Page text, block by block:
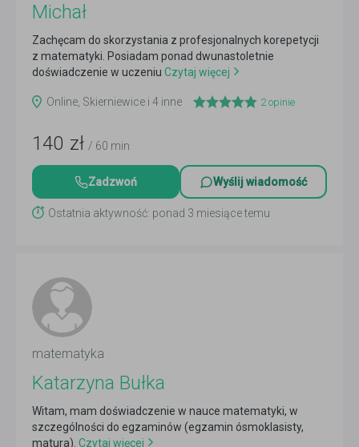
Michał
Zachęcam do skorzystania z profesjonalnych korepetycji
z matematyki. Posiadam ponad dwunastoletnie
doświadczenie w uczeniu Czytaj więcej
Online, Skierniewice i 4 inne 2opinie
140 zł / 60 min
Zadzwoń Wyślij wiadomość
Ostatnia aktywność: ponad 3 miesiące temu
matematyka
Katarzyna Bułka
Witam, mam doświadczenie w nauce matematyki, w
szczególności do egzaminów (egzamin ósmoklasisty,
matura). Czytaj więcej